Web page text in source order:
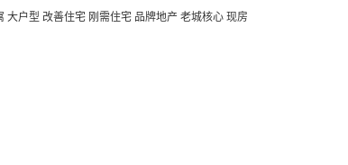
大户型 改善住宅 刚需住宅 品牌地产 老城核心 现房